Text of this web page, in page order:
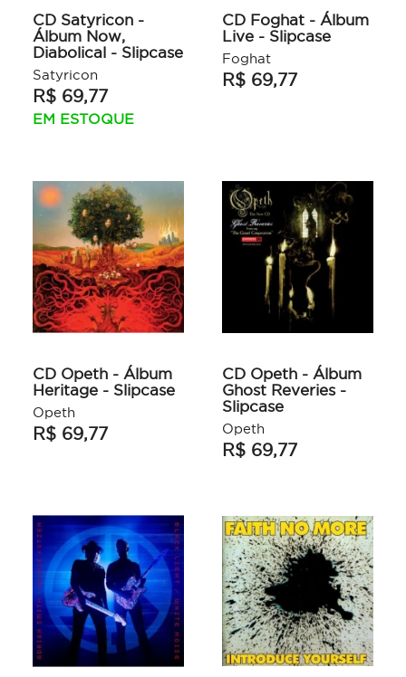
CD Satyricon -
Álbum Now,
Diabolical - Slipcase
Satyricon
R$ 69,77
EM ESTOQUE
CD Foghat - Álbum
Live - Slipcase
Foghat
R$ 69,77
CD Opeth - Álbum
Heritage - Slipcase
Opeth
R$ 69,77
CD Opeth - Álbum
Ghost Reveries -
Slipcase
Opeth
R$ 69,77